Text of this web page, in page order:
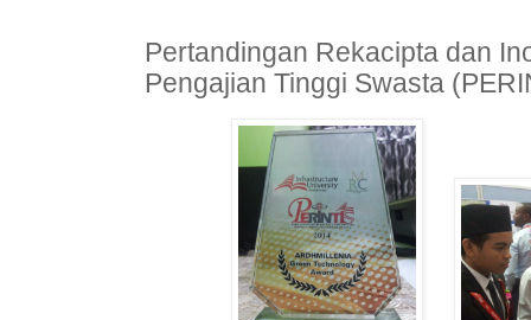
Pertandingan Rekacipta dan
Pengajian Tinggi Swasta